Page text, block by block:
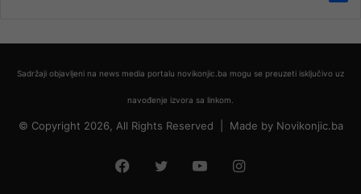
Sadržaji objavljeni na news media portalu novikonjic.ba mogu se preuzeti isključivo uz
navođenje izvora sa linkom.
© Copyright 2026, All Rights Reserved | Made by Novikonjic.ba
Facebook
Twitter YouTubeInstagram